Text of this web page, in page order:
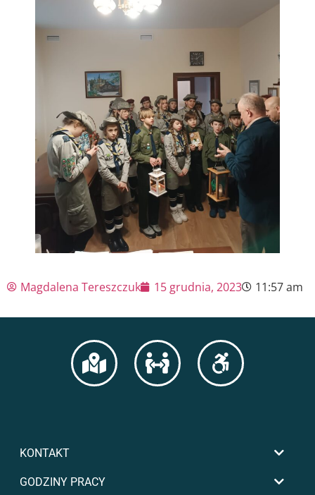
Magdalena Tereszczuk 15 grudnia, 2023 11:57 am
KONTAKT
GODZINY PRACY